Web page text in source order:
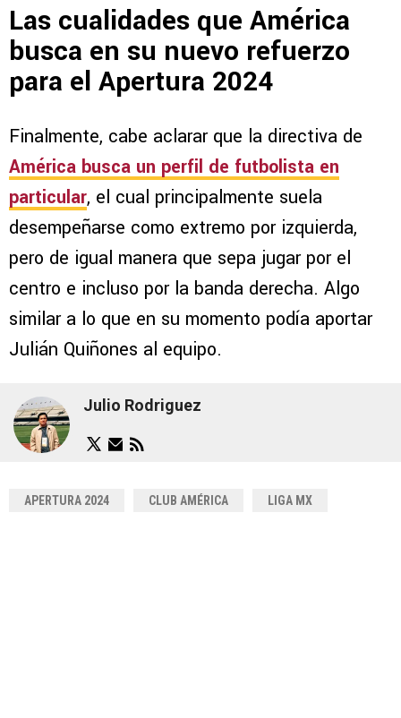
Las cualidades que América
busca en su nuevo refuerzo
para el Apertura 2024
Finalmente, cabe aclarar que la directiva de
América busca un perfil de futbolista en
particular, el cual principalmente suela
desempeñarse como extremo por izquierda,
pero de igual manera que sepa jugar por el
centro e incluso por la banda derecha. Algo
similar a lo que en su momento podía aportar
Julián Quiñones al equipo.
Julio Rodriguez
APERTURA 2024 CLUB AMÉRICA LIGA MX